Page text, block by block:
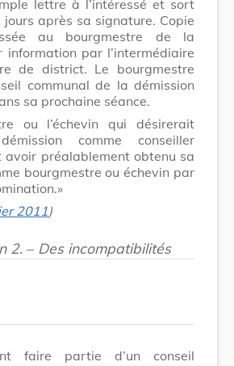
lettre à l’intéressé et sort
après sa signature. Copie
au bourgmestre de la
information par l’intermédiaire
de district. Le bourgmestre
communal de la démission
sa prochaine séance.
ou l’échevin qui désirerait
comme conseiller
avoir préalablement obtenu sa
bourgmestre ou échevin par
2011)
2. – Des incompatibilités
faire partie d’un conseil